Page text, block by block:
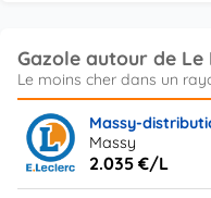
Gazole autour de Le
Massy-
Massy
2.035 €/L